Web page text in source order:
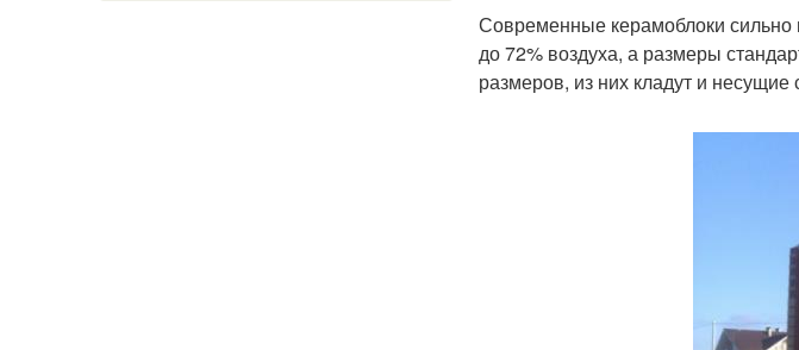
Современные керамоблоки сильно
до 72% воздуха, а размеры
размеров, из них кладут и несущие